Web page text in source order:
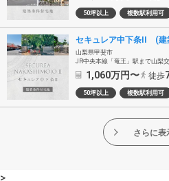
50坪以上 複数駅利用可
セキュレア中下条II (建
山梨県甲斐市
JR中央本線「竜王」駅まで山梨交通バス約5分
1,060万円〜 徒歩
50坪以上 複数駅利用可
さらに表
>